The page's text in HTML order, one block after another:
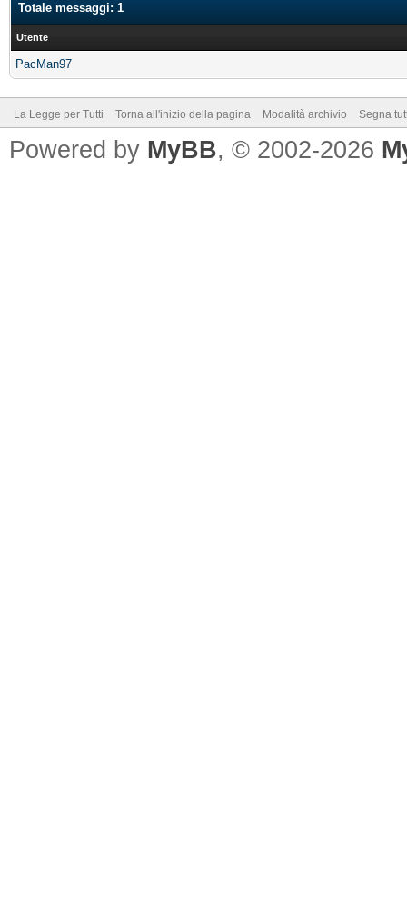
Totale messaggi: 1
Utente
PacMan97
La Legge per Tutti Torna all'inizio della pagina Modalità archivio Segna
Powered by MyBB, © 2002-2026